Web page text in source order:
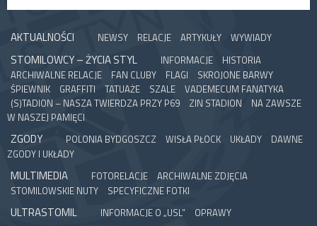
AKTUALNOŚCI NEWSY RELACJE ARTYKUŁY WYWIADY
STOMILOWCY – ŻYCIA STYL INFORMACJE
HISTORIA
ARCHIWALNE RELACJE
FAN CLUBY FLAGI
SKROJONE BARWY
ŚPIEWNIK
GRAFFITI TATUAŻE SZALE
VADEMECUM FANATYKA
(S)TADION – NASZA TWIERDZA PRZY P69
ZIN STADION
NA ZAWSZE
W NASZEJ PAMIĘCI
ZGODY POLONIA BYDGOSZCZ WISŁA PŁOCK UKŁADY
DAWNE
ZGODY I UKŁADY
MULTIMEDIA FOTORELACJE
ARCHIWALNE ZDJĘCIA
STOMILOWSKIE NUTY
SPECYFICZNE FOTKI
ULTRASTOMIL INFORMACJE O „USL” OPRAWY